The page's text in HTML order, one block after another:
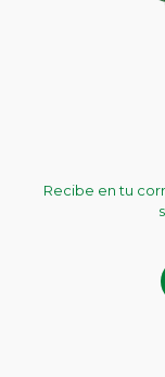
Recibe en tu